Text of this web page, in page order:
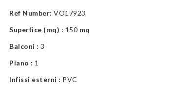
Ref Number: VO17923
Superfice (mq) : 150 mq
Balconi : 3
Piano : 1
Infissi esterni : PVC